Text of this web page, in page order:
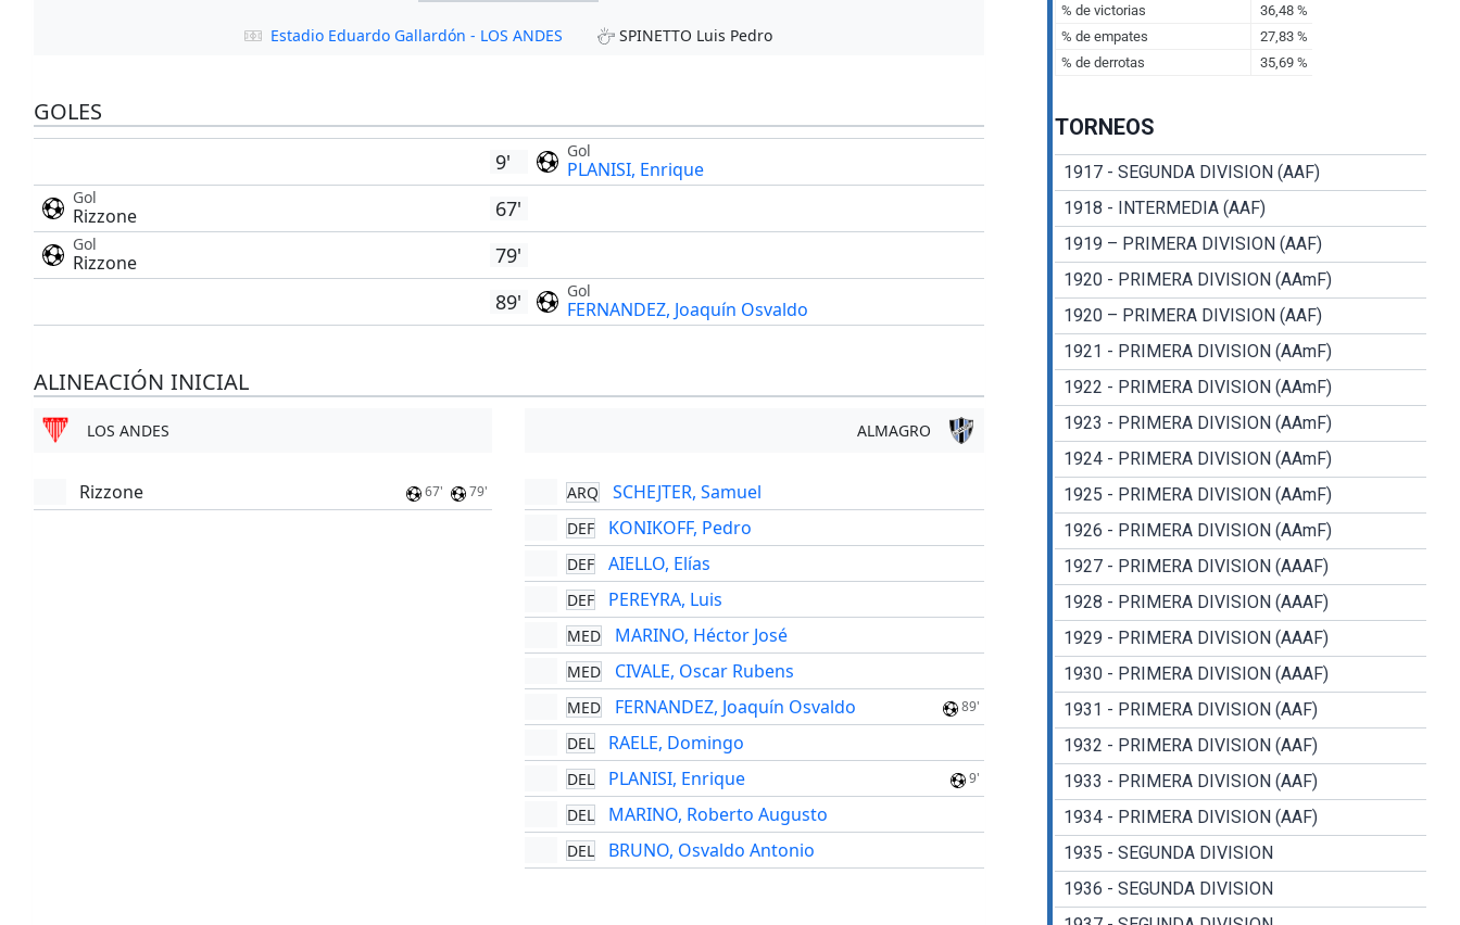
Estadio Eduardo Gallardón - LOS ANDES SPINETTO Luis Pedro
GOLES
9' Gol
PLANISI, Enrique
Gol
Rizzone 67'
Gol
Rizzone
79'
89'
Gol
FERNANDEZ, Joaquín Osvaldo
ALINEACIÓN INICIAL
LOS ANDES
Rizzone 67' 79'
ALMAGRO
ARQ SCHEJTER, Samuel
DEF KONIKOFF, Pedro
DEF AIELLO, Elías
DEF PEREYRA, Luis
MED MARINO, Héctor José
MED CIVALE, Oscar Rubens
MED FERNANDEZ, Joaquín Osvaldo 89'
DEL RAELE, Domingo
DEL PLANISI, Enrique 9'
DEL MARINO, Roberto Augusto
DEL BRUNO, Osvaldo Antonio
TORNEOS
1917 - SEGUNDA DIVISION (AAF)
1918 - INTERMEDIA (AAF)
1919 – PRIMERA DIVISION (AAF)
1920 - PRIMERA DIVISION (AAmF)
1920 – PRIMERA DIVISION (AAF)
1921 - PRIMERA DIVISION (AAmF)
1922 - PRIMERA DIVISION (AAmF)
1923 - PRIMERA DIVISION (AAmF)
1924 - PRIMERA DIVISION (AAmF)
1925 - PRIMERA DIVISION (AAmF)
1926 - PRIMERA DIVISION (AAmF)
1927 - PRIMERA DIVISION (AAAF)
1928 - PRIMERA DIVISION (AAAF)
1929 - PRIMERA DIVISION (AAAF)
1930 - PRIMERA DIVISION (AAAF)
1931 - PRIMERA DIVISION (AAF)
1932 - PRIMERA DIVISION (AAF)
1933 - PRIMERA DIVISION (AAF)
1934 - PRIMERA DIVISION (AAF)
1935 - SEGUNDA DIVISION
1936 - SEGUNDA DIVISION